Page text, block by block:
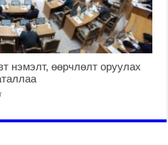
нэмэлт, өөрчлөлт оруулах